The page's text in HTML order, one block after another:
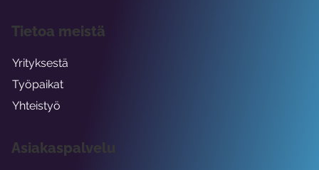
Asiakaspalvelu
Tietoa meistä
Yrityksestä
Työpaikat
Yhteistyö